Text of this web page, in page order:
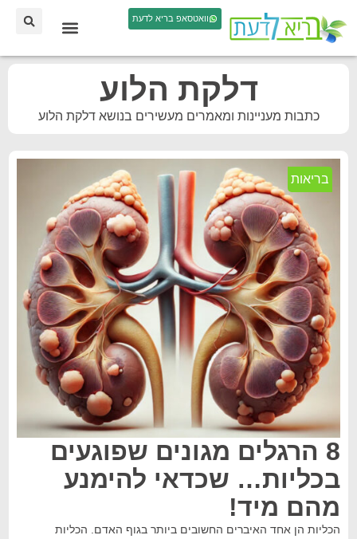
וואטסאפ בריא לדעת
דלקת הלוע
כתבות מעניינות ומאמרים מעשירים בנושא דלקת הלוע
בריאות
8 הרגלים מגונים שפוגעים
בכליות… שכדאי להימנע
מהם מיד!
הכליות הן אחד האיברים החשובים ביותר בגוף האדם. הכליות